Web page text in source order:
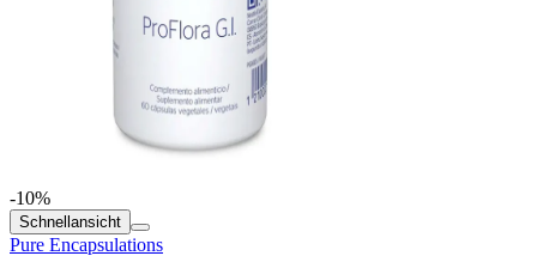
-10%
Schnellansicht
Pure Encapsulations